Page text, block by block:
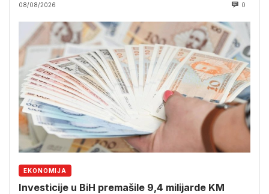
08/08/2026 0
EKONOMIJA
Investicije u BiH premašile 9,4 milijarde KM